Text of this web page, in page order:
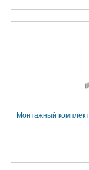
Монтажный